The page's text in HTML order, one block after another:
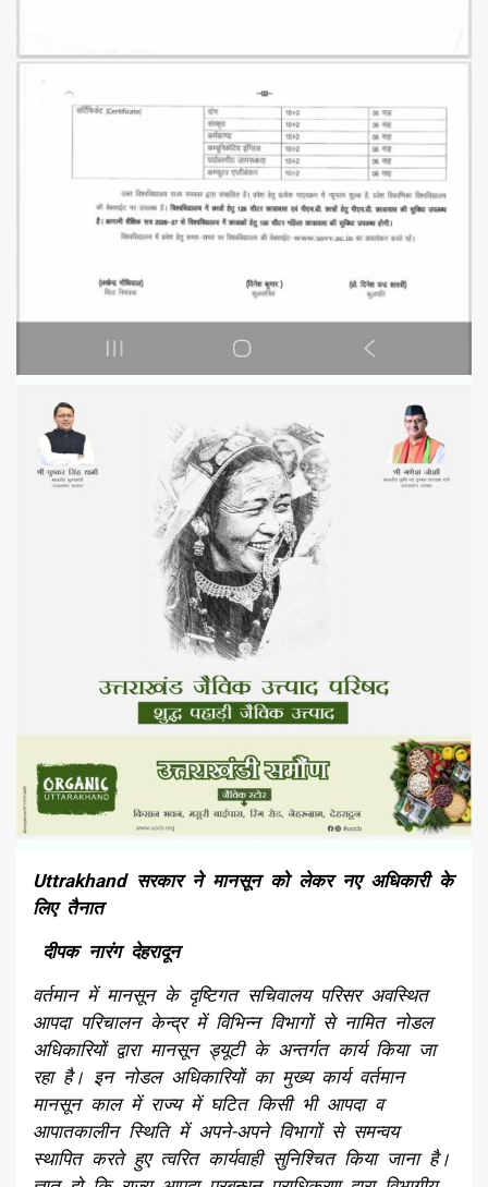
Uttrakhand सरकार ने मानसून को लेकर नए अधिकारी के
लिए तैनात
दीपक नारंग देहरादून
वर्तमान में मानसून के दृष्टिगत सचिवालय परिसर अवस्थित
आपदा परिचालन केन्द्र में विभिन्न विभागों से नामित नोडल
अधिकारियों द्वारा मानसून ड्यूटी के अन्तर्गत कार्य किया जा
रहा है। इन नोडल अधिकारियों का मुख्य कार्य वर्तमान
मानसून काल में राज्य में घटित किसी भी आपदा व
आपातकालीन स्थिति में अपने-अपने विभागों से समन्वय
स्थापित करते हुए त्वरित कार्यवाही सुनिश्चित किया जाना है।